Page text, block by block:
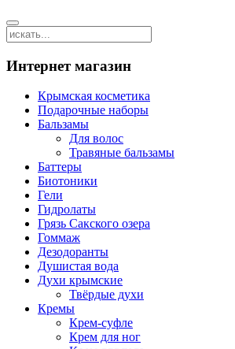
Интернет магазин
Крымская косметика
Подарочные наборы
Бальзамы
Для волос
Травяные бальзамы
Баттеры
Биотоники
Гели
Гидролаты
Грязь Сакского озера
Гоммаж
Дезодоранты
Душистая вода
Духи крымские
Твёрдые духи
Кремы
Крем-суфле
Крем для ног